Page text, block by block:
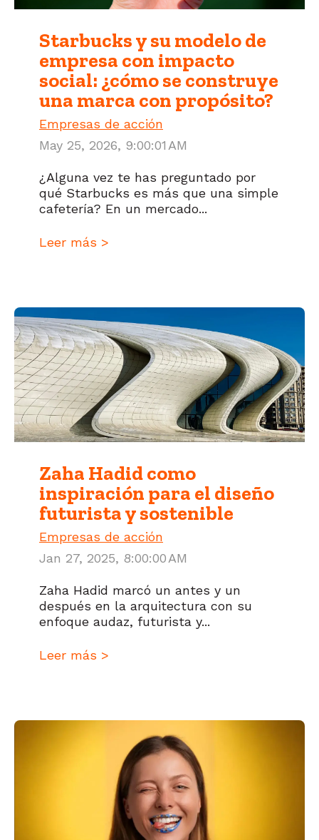
Starbucks y su modelo de
empresa con impacto
social: ¿cómo se construye
una marca con propósito?
Empresas de acción
May 25, 2026, 9:00:01 AM
¿Alguna vez te has preguntado por
qué Starbucks es más que una simple
cafetería? En un mercado...
Leer más >
Zaha Hadid como
inspiración para el diseño
futurista y sostenible
Empresas de acción
Jan 27, 2025, 8:00:00 AM
Zaha Hadid marcó un antes y un
después en la arquitectura con su
enfoque audaz, futurista y...
Leer más >